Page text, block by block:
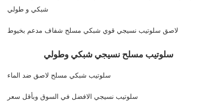
شبكي و طولي
لاصق سلوتيب نسيجي قوي شبكي مسلح شفاف مدعم بخيوط
سلوتيب مسلح نسيجي شبكي وطولي
سلوتيب شبكي مسلح لاصق ضد الماء
سلوتيب نسيجي الافضل في السوق وبأقل سعر